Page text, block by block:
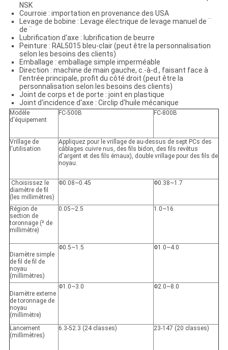
NSK
Courroie : importation en provenance des USA
Levage de bobine : Levage électrique de levage manuel de ¨
de ¨
Lubrification d'axe : lubrification de beurre
Peinture : RAL5015 bleu-clair (peut être la personnalisation
selon les besoins des clients)
Emballage : emballage simple imperméable
Direction : machine de main gauche, c.-à-d., faisant face à
l'entrée principale, profit du côté droit (peut être la
personnalisation selon les besoins des clients)
Joint de corps et de porte : joint en plastique
Joint d'incidence d'axe : Circlip d'huile mécanique
Modèle
d'équipement
FC-500B FC-800B
Vrillage de
l'utilisation
Appliquez pour le vrillage de au-dessus de sept PCs des
câblages cuivre nus, des fils bidon, des fils revêtus
d'argent et des fils émaux), double vrillage pour des fils de
noyau.
Choisissez le
diamètre de fil
(les millimètres)
Φ0.08~0.45 Φ0.38~1.7
Région de
section de
toronnage (² de
millimètre)
0.05~2.5 1.0~16
Diamètre simple
de fil de fil de
noyau
(millimètres)
Φ0.5~1.5 Φ1.0~4.0
Diamètre externe
de toronnage de
noyau
(millimètre)
Φ1.0~3.0 Φ2.0~8.0
Lancement
(millimètres)
6.3-52.3 (24 classes) 23-147 (20 classes)